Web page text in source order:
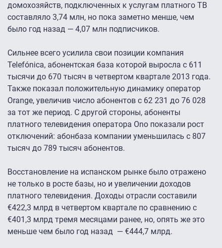
домохозяйств, подключенных к услугам платного ТВ
составляло 3,74 млн, но пока заметно менше, чем
было год назад — 4,07 млн подписчиков.
Сильнее всего усилила свои позиции компания
Telefónica, абонентская база которой выросла с 611
тысячи до 670 тысяч в четвертом квартале 2013 года.
Также показал положительную динамику оператор
Orange, увеличив число абонентов с 62 231 до 76 028
за тот же период. С другой стороны, абоненты
платного телевидения оператора Ono показали рост
отключений: абонбаза компании уменьшилась с 807
тысяч до 789 тысяч абонентов.
Восстановление на испанском рынке было отражено
не только в росте базы, но и увеличении доходов
платного телевидения. Доходы отрасли составили
€422,3 млрд в четвертом квартале по сравнению с
€401,3 млрд тремя месяцами ранее, но, опять же это
меньше чем было год назад — €444,7 млрд.